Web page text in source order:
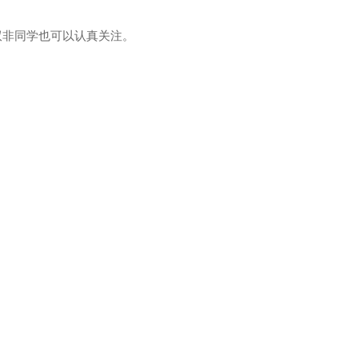
同学也可以认真关注。